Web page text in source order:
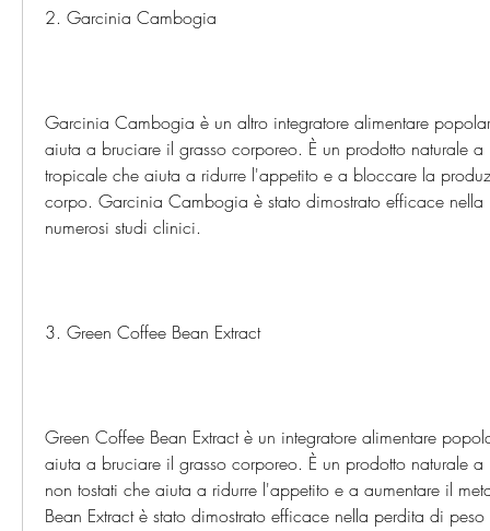
2. Garcinia Cambogia
Garcinia Cambogia è un altro integratore alimentare
aiuta a bruciare il grasso corporeo. È un prodotto naturale a
tropicale che aiuta a ridurre l'appetito e a bloccare la
corpo. Garcinia Cambogia è stato dimostrato efficace
numerosi studi clinici.
3. Green Coffee Bean Extract
Green Coffee Bean Extract è un integratore alimentare
aiuta a bruciare il grasso corporeo. È un prodotto naturale
non tostati che aiuta a ridurre l'appetito e a aumentare il
Bean Extract è stato dimostrato efficace nella perdita di